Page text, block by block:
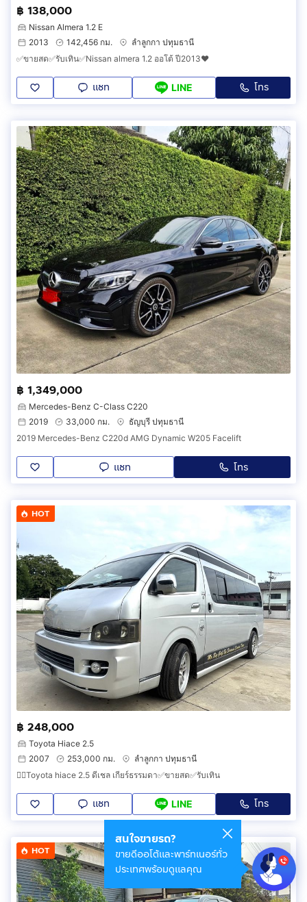
฿ 138,000
Nissan Almera 1.2 E
2013
142,456 กม.
ลำลูกกา ปทุมธานี
✅ขายสด✅รับเทิน✅Nissan almera 1.2 ออโต้ ปี2013❤️
แชท LINE โทร
฿ 1,349,000
Mercedes-Benz C-Class C220
2019
33,000 กม.
ธัญบุรี ปทุมธานี
2019 Mercedes-Benz C220d AMG Dynamic W205 Facelift
แชท โทร
HOT
฿ 248,000
Toyota Hiace 2.5
2007
253,000 กม.
ลำลูกกา ปทุมธานี
👉🏻Toyota hiace 2.5 ดีเชล เกียร์ธรรมดา✅ขายสด✅รับเทิน
แชท LINE โทร
HOT
สนใจขายรถ?
ขายดีออโต้และพาร์ทเนอร์ทั่ว
ประเทศพร้อมดูแลคุณ